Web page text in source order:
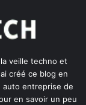
veille techno et
créé ce blog en
auto entreprise de
en savoir un peu